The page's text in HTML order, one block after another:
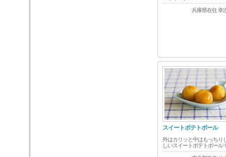
兵庫県在住 幸
スイートポテトボール
外はカリッと中はもっちり
しいスイートポテトボール